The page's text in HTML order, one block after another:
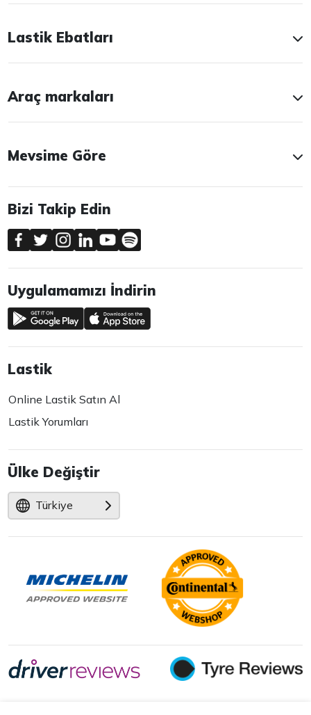
Lastik Ebatları
Araç markaları
Mevsime Göre
Bizi Takip Edin
Uygulamamızı İndirin
Lastik
Online Lastik Satın Al
Lastik Yorumları
Ülke Değiştir
Türkiye